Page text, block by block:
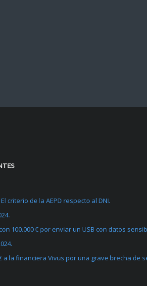
El criterio de la AEPD respecto al DNI.
100.000 € por enviar un USB con datos
a la financiera Vivus por una grave brecha de